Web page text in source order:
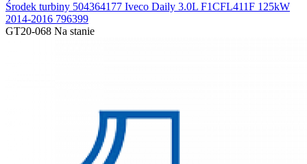
Środek turbiny 504364177 Iveco Daily 3.0L F1CFL411F 125kW
2014-2016 796399
GT20-068 Na stanie